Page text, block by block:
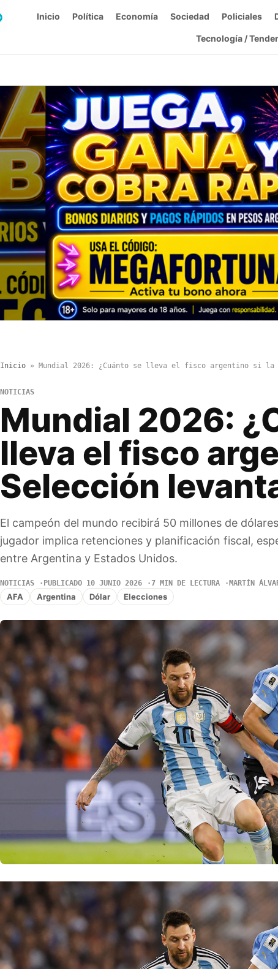
Inicio Política Economía Sociedad Policiales
Tecnología /
Inicio» Mundial 2026: ¿Cuánto se lleva el fisco argentino si la
NOTICIAS
Mundial 2026:
lleva el fisco
Selección
El campeón del mundo recibirá 50 millones de
jugador implica retenciones y planificación fiscal,
entre Argentina y Estados Unidos.
NOTICIAS PUBLICADO 10 JUNIO 2026 7 MIN DE LECTURA MARTÍN
AFA Argentina Dólar Elecciones